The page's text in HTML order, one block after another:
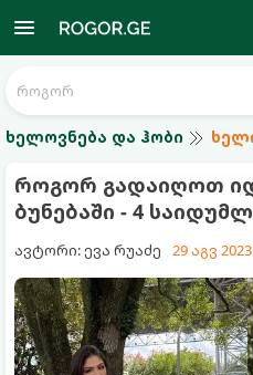
ხელოვნება და ჰობი
როგორ გადაიღოთ
ბუნებაში - 4
ავტორი: ევა რუაძე 29 აგვ 2023